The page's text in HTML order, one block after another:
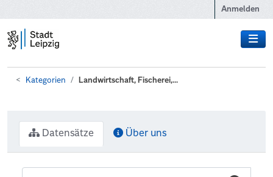
Anmelden
Kategorien Landwirtschaft, Fischerei,...
Datensätze Über uns